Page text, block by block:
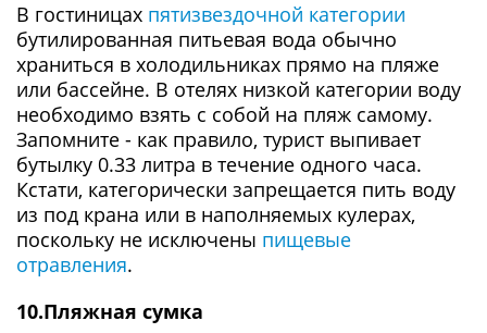
В гостиницах пятизвездочной категории
бутилированная питьевая вода обычно
храниться в холодильниках прямо на пляже
или бассейне. В отелях низкой категории воду
необходимо взять с собой на пляж самому.
Запомните - как правило, турист выпивает
бутылку 0.33 литра в течение одного часа.
Кстати, категорически запрещается пить воду
из под крана или в наполняемых кулерах,
поскольку не исключены пищевые
отравления.
10.Пляжная сумка